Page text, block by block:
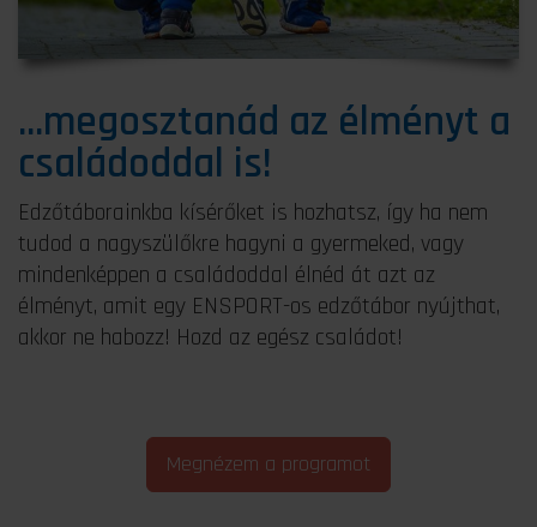
...megosztanád az élményt a
családoddal is!
Edzőtáborainkba kísérőket is hozhatsz, így ha nem
tudod a nagyszülőkre hagyni a gyermeked, vagy
mindenképpen a családoddal élnéd át azt az
élményt, amit egy ENSPORT-os edzőtábor nyújthat,
akkor ne habozz! Hozd az egész családot!
Megnézem a programot